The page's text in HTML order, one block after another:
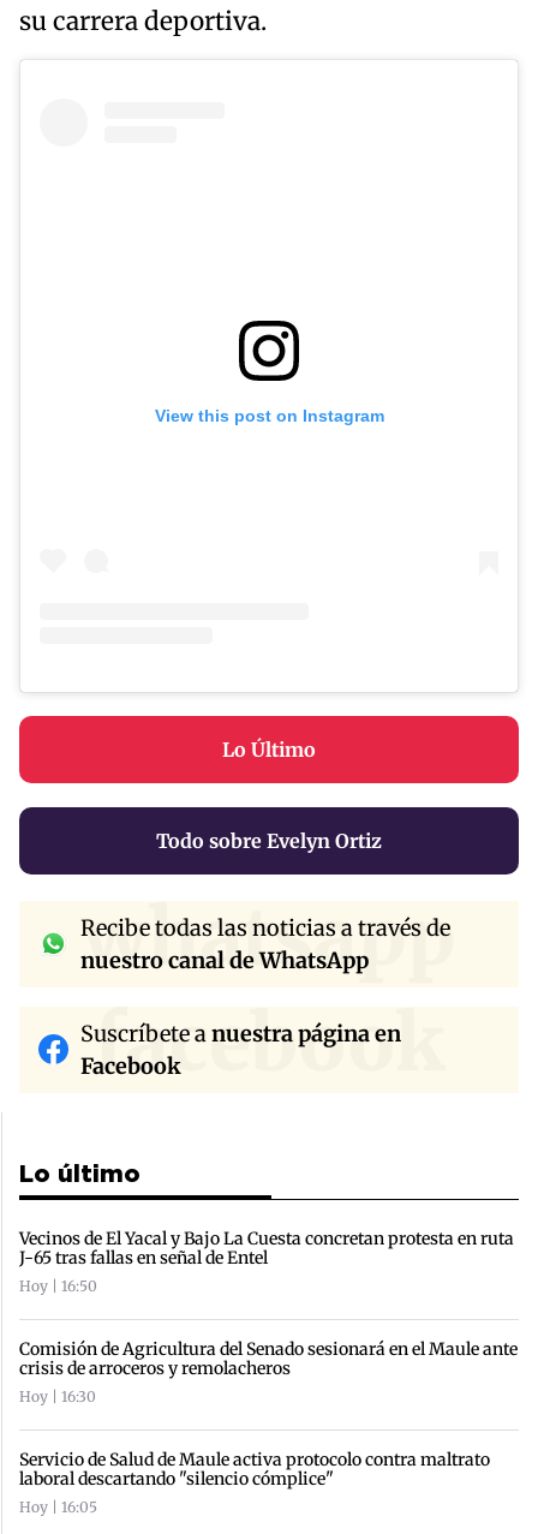
su carrera deportiva.
View this post on Instagram
Lo Último
Todo sobre Evelyn Ortiz
whatsapp
Recibe todas las noticias a través de
nuestro canal de WhatsApp
facebook
Suscríbete anuestra página en
Facebook
Lo último
Vecinos de El Yacal y Bajo La Cuesta concretan protesta en ruta
J-65 tras fallas en señal de Entel
Hoy | 16:50
Comisión de Agricultura del Senado sesionará en el Maule ante
crisis de arroceros y remolacheros
Hoy | 16:30
Servicio de Salud de Maule activa protocolo contra maltrato
laboral descartando "silencio cómplice"
Hoy | 16:05